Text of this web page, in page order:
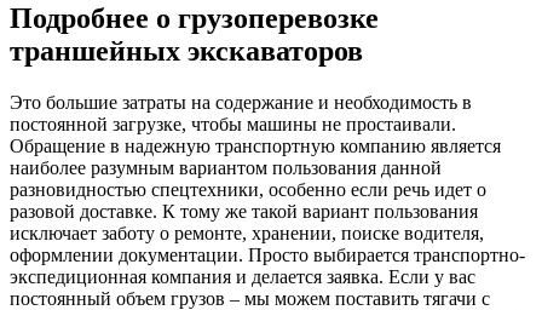
Подробнее о грузоперевозке
траншейных экскаваторов
Это большие затраты на содержание и необходимость в
постоянной загрузке, чтобы машины не простаивали.
Обращение в надежную транспортную компанию является
наиболее разумным вариантом пользования данной
разновидностью спецтехники, особенно если речь идет о
разовой доставке. К тому же такой вариант пользования
исключает заботу о ремонте, хранении, поиске водителя,
оформлении документации. Просто выбирается транспортно-
экспедиционная компания и делается заявка. Если у вас
постоянный объем грузов – мы можем поставить тягачи с